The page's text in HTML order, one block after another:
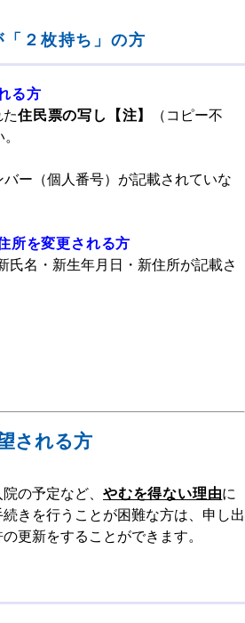
２枚持ち」の方
る方
住民票の写し【注】
（コピー不
バー（個人番号）が記載されていな
所を変更される方
新氏名・新生年月日・新住所が記載さ
される方
の予定など、 やむを得ない理由に
きを行うことが困難な方は、申し出
更新をすることができます。